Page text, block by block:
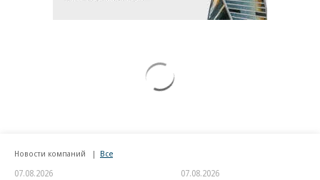
Новости компаний Все
07.08.2026 07.08.2026